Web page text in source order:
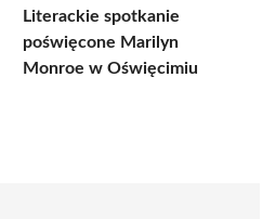
Literackie spotkanie
poświęcone Marilyn
Monroe w Oświęcimiu